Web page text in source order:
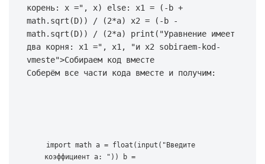
корень: x =", x) else: x1 = (-b +
math.sqrt(D)) / (2*a) x2 = (-b -
math.sqrt(D)) / (2*a) print("Уравнение имеет
два корня: x1 =", x1, "и x2 sobiraem-kod-
vmeste">Собираем код вместе
Соберём все части кода вместе и получим:
import math a = float(input("Введите
коэффициент a: ")) b =